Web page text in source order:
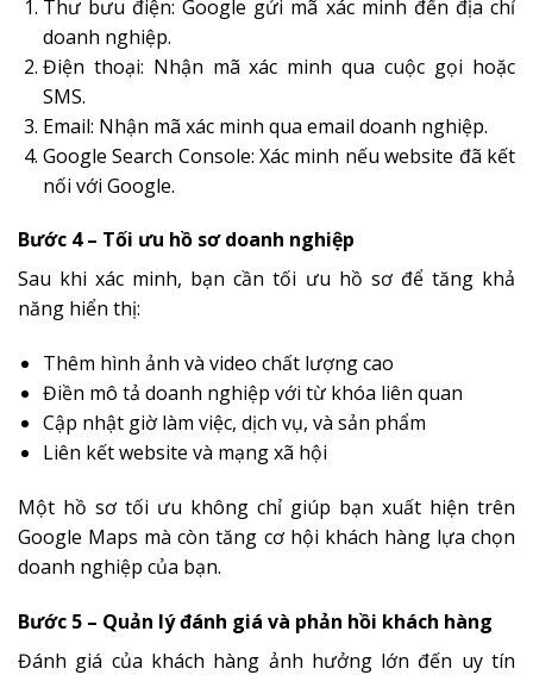
Thư bưu điện: Google gửi mã xác minh đến địa chỉ
doanh nghiệp.
Điện thoại: Nhận mã xác minh qua cuộc gọi hoặc
SMS.
Email: Nhận mã xác minh qua email doanh nghiệp.
Google Search Console: Xác minh nếu website đã kết
nối với Google.
Bước 4 – Tối ưu hồ sơ doanh nghiệp
Sau khi xác minh, bạn cần tối ưu hồ sơ để tăng khả
năng hiển thị:
Thêm hình ảnh và video chất lượng cao
Điền mô tả doanh nghiệp với từ khóa liên quan
Cập nhật giờ làm việc, dịch vụ, và sản phẩm
Liên kết website và mạng xã hội
Một hồ sơ tối ưu không chỉ giúp bạn xuất hiện trên
Google Maps mà còn tăng cơ hội khách hàng lựa chọn
doanh nghiệp của bạn.
Bước 5 – Quản lý đánh giá và phản hồi khách hàng
Đánh giá của khách hàng ảnh hưởng lớn đến uy tín